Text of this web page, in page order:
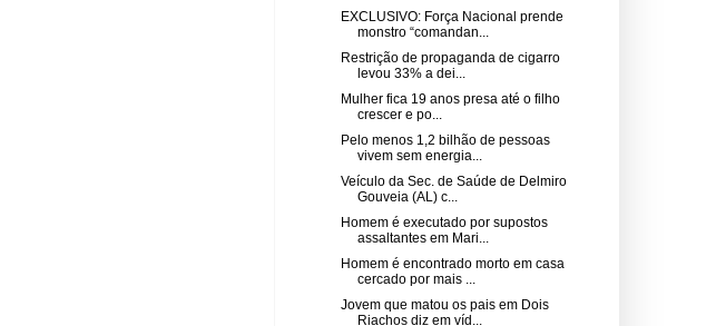
EXCLUSIVO: Força Nacional prende
monstro “comandan...
Restrição de propaganda de cigarro
levou 33% a dei...
Mulher fica 19 anos presa até o filho
crescer e po...
Pelo menos 1,2 bilhão de pessoas
vivem sem energia...
Veículo da Sec. de Saúde de Delmiro
Gouveia (AL) c...
Homem é executado por supostos
assaltantes em Mari...
Homem é encontrado morto em casa
cercado por mais ...
Jovem que matou os pais em Dois
Riachos diz em víd...